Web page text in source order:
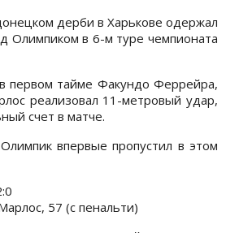
дерби в Харькове одержал
Олимпиком в 6-м туре чемпионата
первом тайме Факундо Феррейра,
реализовал 11-метровый удар,
счет в матче.
впервые пропустил в этом
57 (с пенальти)